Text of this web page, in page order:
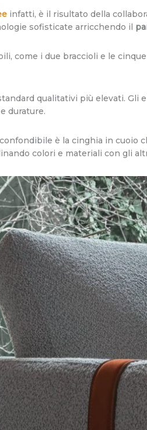
infatti, è il risultato della
sofisticate arricchendo il
come i due braccioli e le
qualitativi più elevati. Gli
durature.
è la cinghia in cuoio
colori e materiali con gli